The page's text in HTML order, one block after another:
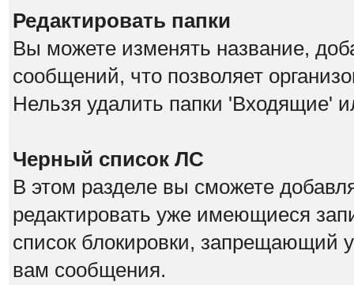
Редактировать папки
Вы можете изменять название,
сообщений, что позволяет
Нельзя удалить папки 'Входящие'
Черный список ЛС
В этом разделе вы сможете
редактировать уже имеющиеся
список блокировки, запрещающий
вам сообщения.